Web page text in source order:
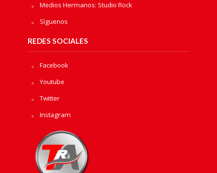
Medios Hermanos: Studio Rock
Sìguenos
REDES SOCIALES
Facebook
Youtube
Twitter
Instagram